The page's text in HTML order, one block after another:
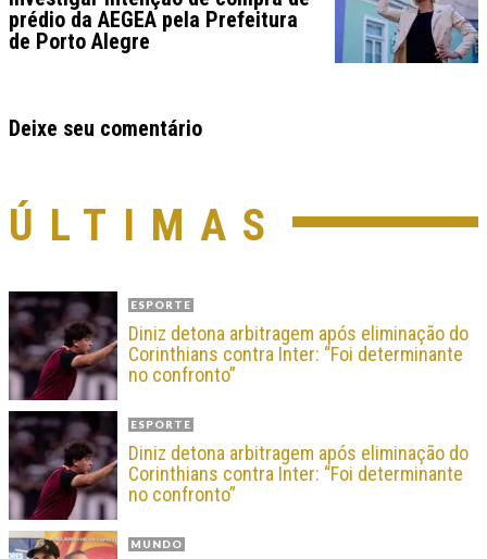
prédio da AEGEA pela Prefeitura
de Porto Alegre
Deixe seu comentário
ÚLTIMAS
ESPORTE
Diniz detona arbitragem após eliminação do
Corinthians contra Inter: “Foi determinante
no confronto”
ESPORTE
Diniz detona arbitragem após eliminação do
Corinthians contra Inter: “Foi determinante
no confronto”
MUNDO